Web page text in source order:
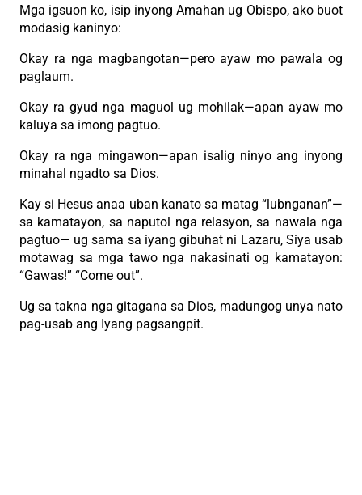
Mga igsuon ko, isip inyong Amahan ug Obispo, ako buot
modasig kaninyo:
Okay ra nga magbangotan—pero ayaw mo pawala og
paglaum.
Okay ra gyud nga maguol ug mohilak—apan ayaw mo
kaluya sa imong pagtuo.
Okay ra nga mingawon—apan isalig ninyo ang inyong
minahal ngadto sa Dios.
Kay si Hesus anaa uban kanato sa matag “lubnganan”—
sa kamatayon, sa naputol nga relasyon, sa nawala nga
pagtuo— ug sama sa iyang gibuhat ni Lazaru, Siya usab
motawag sa mga tawo nga nakasinati og kamatayon:
“Gawas!” “Come out”.
Ug sa takna nga gitagana sa Dios, madungog unya nato
pag-usab ang Iyang pagsangpit.